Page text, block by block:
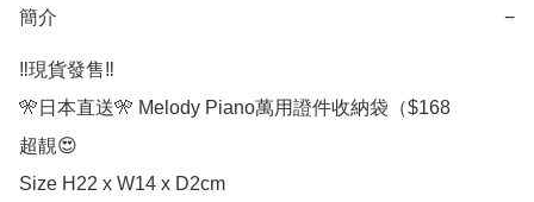
簡介 −
‼️現貨發售‼️
🎌日本直送🎌 Melody Piano萬用證件收納袋（$168
超靚😍
Size H22 x W14 x D2cm